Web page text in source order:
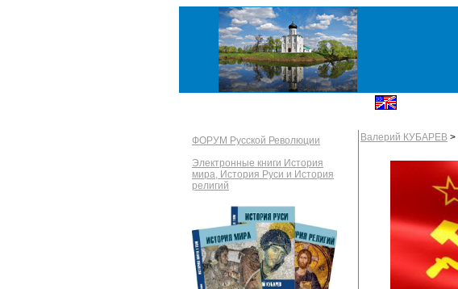
ФОРУМ Русской Революции
Электронные книги История
мира, История Руси и История
религий
Валерий КУБАРЕВ >